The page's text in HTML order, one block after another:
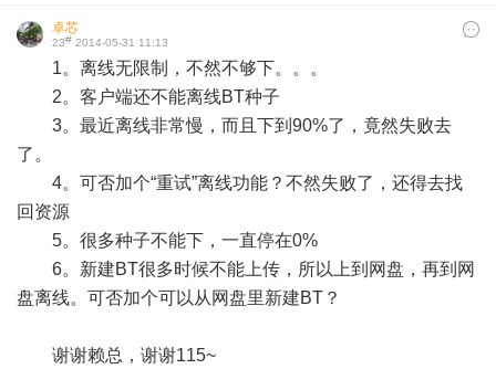
卓芯
23# 2014-05-31 11:13
1。离线无限制，不然不够下。。。
2。客户端还不能离线BT种子
3。最近离线非常慢，而且下到90%了，竟然失败去
了。
4。可否加个“重试”离线功能？不然失败了，还得去找
回资源
5。很多种子不能下，一直停在0%
6。新建BT很多时候不能上传，所以上到网盘，再到网
盘离线。可否加个可以从网盘里新建BT？
谢谢赖总，谢谢115~